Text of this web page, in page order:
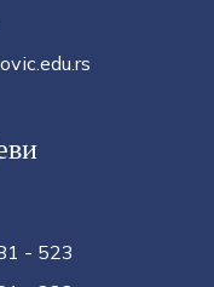
- 523